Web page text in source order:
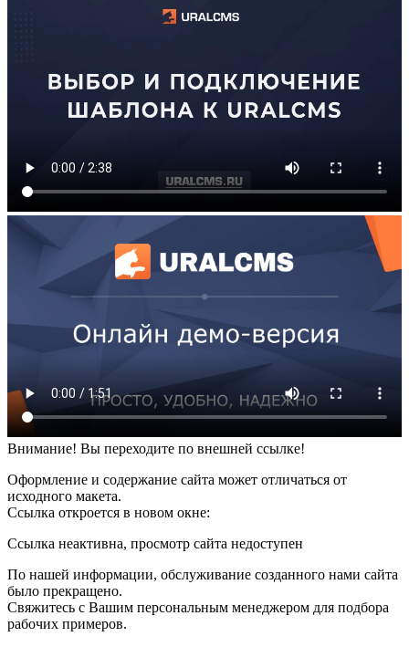
Внимание! Вы переходите по внешней ссылке!
Оформление и содержание сайта может отличаться от
исходного макета.
Ссылка откроется в новом окне:
Ссылка неактивна, просмотр сайта недоступен
По нашей информации, обслуживание созданного нами сайта
было прекращено.
Свяжитесь с Вашим персональным менеджером для подбора
рабочих примеров.